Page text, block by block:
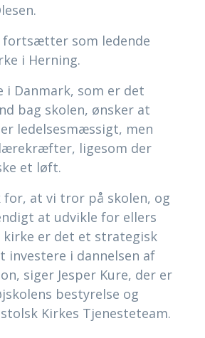
fortsætter som ledende
i Herning.
i Danmark, som er det
bag skolen, ønsker at
ledelsesmæssigt, men
ligesom der
et løft.
for, at vi tror på skolen, og
at udvikle for ellers
kirke er det et strategisk
investere i dannelsen af
siger Jesper Kure, der er
bestyrelse og
Kirkes Tjenesteteam.